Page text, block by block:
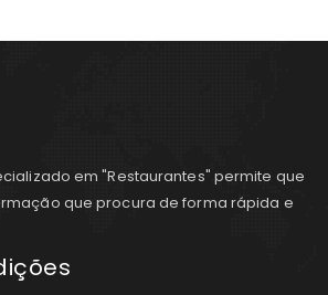
em "Restaurantes" permite que
que procura de forma rápida e